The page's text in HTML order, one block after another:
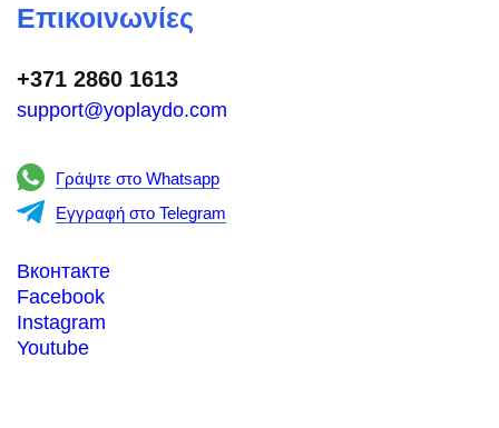
Επικοινωνίες
+371 2860 1613
support@yoplaydo.com
Γράψτε στο Whatsapp
Εγγραφή στο Telegram
Вконтакте
Facebook
Instagram
Youtube